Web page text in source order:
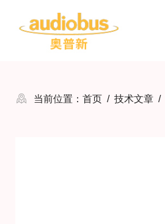
当前位置： 首页 / 技术文章 /